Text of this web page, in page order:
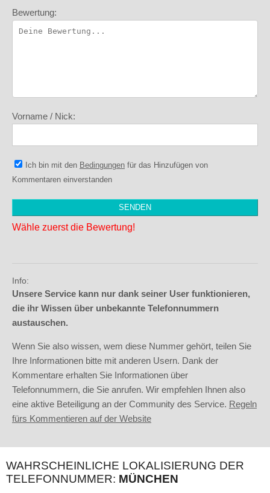
Bewertung:
Vorname / Nick:
Ich bin mit den Bedingungen für das Hinzufügen von
Kommentaren einverstanden
Wähle zuerst die Bewertung!
Info:
Unsere Service kann nur dank seiner User funktionieren,
die ihr Wissen über unbekannte Telefonnummern
austauschen.
Wenn Sie also wissen, wem diese Nummer gehört, teilen Sie
Ihre Informationen bitte mit anderen Usern. Dank der
Kommentare erhalten Sie Informationen über
Telefonnummern, die Sie anrufen. Wir empfehlen Ihnen also
eine aktive Beteiligung an der Community des Service. Regeln
fürs Kommentieren auf der Website
WAHRSCHEINLICHE LOKALISIERUNG DER
TELEFONNUMMER: MÜNCHEN